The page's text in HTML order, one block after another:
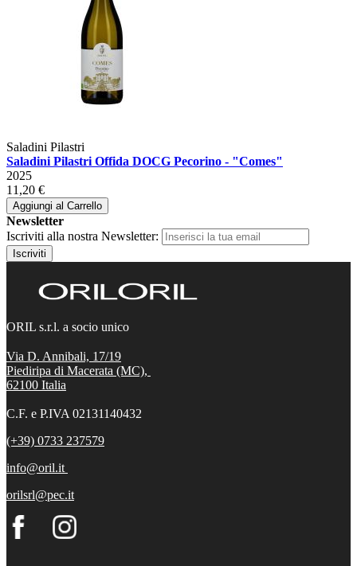
Saladini Pilastri
Saladini Pilastri Offida DOCG Pecorino - "Comes"
2025
11,20 €
Aggiungi al Carrello
Newsletter
Iscriviti alla nostra Newsletter:
Iscriviti
ORIL s.r.l. a socio unico
Via D. Annibali, 17/19
Piediripa di Macerata (MC),
62100 Italia
C.F. e P.IVA 02131140432
(+39) 0733 237579
info@oril.it
orilsrl@pec.it